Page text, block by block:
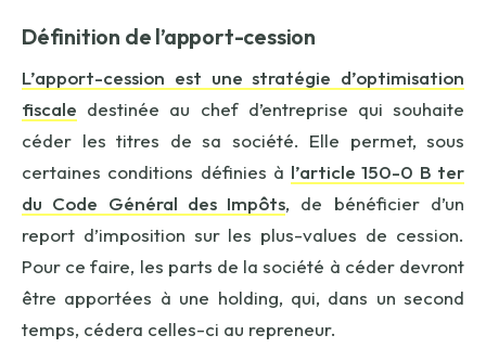
Définition de l’apport-cession
L’apport-cession est une stratégie d’optimisation
fiscale destinée au chef d’entreprise qui souhaite
céder les titres de sa société. Elle permet, sous
certaines conditions définies à l’article 150-0 B ter
du Code Général des Impôts, de bénéficier d’un
report d’imposition sur les plus-values de cession.
Pour ce faire, les parts de la société à céder devront
être apportées à une holding, qui, dans un second
temps, cédera celles-ci au repreneur.